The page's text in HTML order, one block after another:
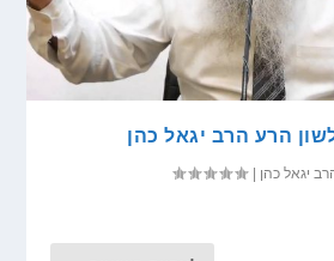
הרע הרב יגאל כהן
יגאל כהן |